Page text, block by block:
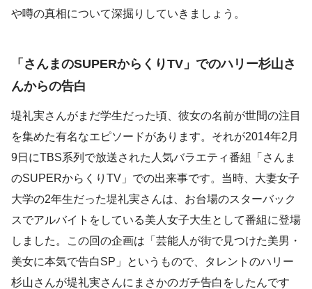
や噂の真相について深掘りしていきましょう。
「さんまのSUPERからくりTV」でのハリー杉山さ
んからの告白
堤礼実さんがまだ学生だった頃、彼女の名前が世間の注目
を集めた有名なエピソードがあります。それが2014年2月
9日にTBS系列で放送された人気バラエティ番組「さんま
のSUPERからくりTV」での出来事です。当時、大妻女子
大学の2年生だった堤礼実さんは、お台場のスターバック
スでアルバイトをしている美人女子大生として番組に登場
しました。この回の企画は「芸能人が街で見つけた美男・
美女に本気で告白SP」というもので、タレントのハリー
杉山さんが堤礼実さんにまさかのガチ告白をしたんです